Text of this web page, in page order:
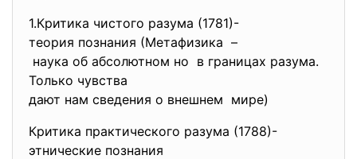
1.Критика чистого разума (1781)-
теория познания (Метафизика –
наука об абсолютном но в границах разума.
Только чувства
дают нам сведения о внешнем мире)
Критика практического разума (1788)-
этнические познания